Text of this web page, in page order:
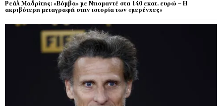
Ρεάλ Μαδρίτης: «Βόμβα» με Ντιομαντέ στα 140 εκατ. ευρώ – Η
ακριβότερη μεταγραφή στην ιστορία των «μερένχες»